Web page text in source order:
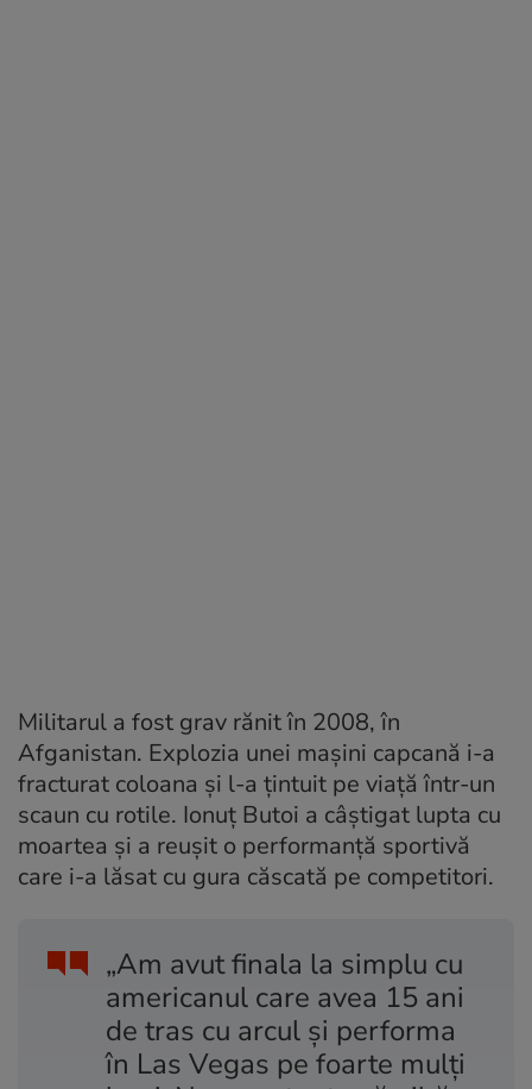
Militarul a fost grav rănit în 2008, în
Afganistan. Explozia unei mașini capcană i-a
fracturat coloana și l-a țintuit pe viață într-un
scaun cu rotile. Ionuț Butoi a câștigat lupta cu
moartea și a reușit o performanță sportivă
care i-a lăsat cu gura căscată pe competitori.
„Am avut finala la simplu cu
americanul care avea 15 ani
de tras cu arcul și performa
în Las Vegas pe foarte mulți